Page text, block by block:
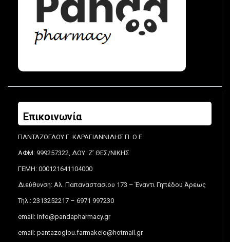
Επικοινωνία
ΠΑΝΤΑΖΟΓΛΟΥ Γ. ΚΑΡΑΓΙΑΝΝΙΔΗΣ Π. Ο.Ε.
ΑΦΜ: 999257322, ΔΟΥ: Ζ’ ΘΕΣ/ΝΙΚΗΣ
ΓΕΜΗ: 000121641104000
Διεύθυνση: Αλ. Παπαναστασίου 173 – Έναντι Γηπέδου Άρεως
Τηλ.: 2313252217 – 6971 997230
email: info@pandapharmacy.gr
email: pantazoglou.farmakeio@hotmail.gr